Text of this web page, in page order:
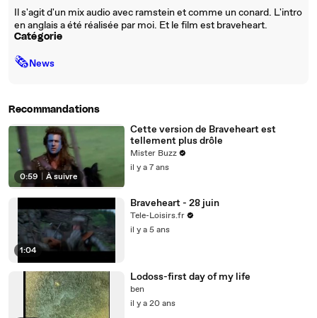
Il s'agit d'un mix audio avec ramstein et comme un conard. L'intro
en anglais a été réalisée par moi. Et le film est braveheart.
Catégorie
🗞News
Recommandations
0:59 À suivre
Cette version de Braveheart est
tellement plus drôle
Mister Buzz
il y a 7 ans
1:04
Braveheart - 28 juin
Tele-Loisirs.fr
il y a 5 ans
Lodoss-first day of my life
ben
il y a 20 ans